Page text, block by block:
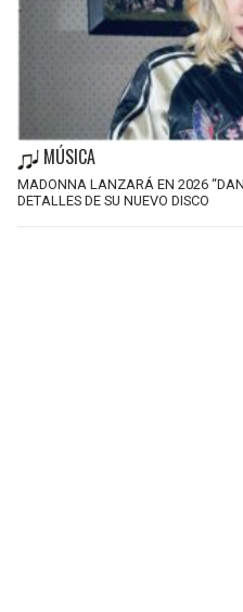
MÚSICA
MADONNA LANZARÁ EN 2026
DETALLES DE SU NUEVO DISCO